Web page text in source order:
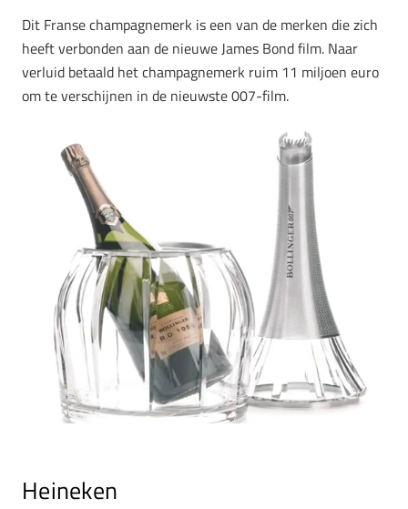
Dit Franse champagnemerk is een van de merken die zich
heeft verbonden aan de nieuwe James Bond film. Naar
verluid betaald het champagnemerk ruim 11 miljoen euro
om te verschijnen in de nieuwste 007-film.
Heineken